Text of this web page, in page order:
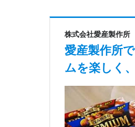
株式会社愛産製作所
愛産製作所
ムを楽しく